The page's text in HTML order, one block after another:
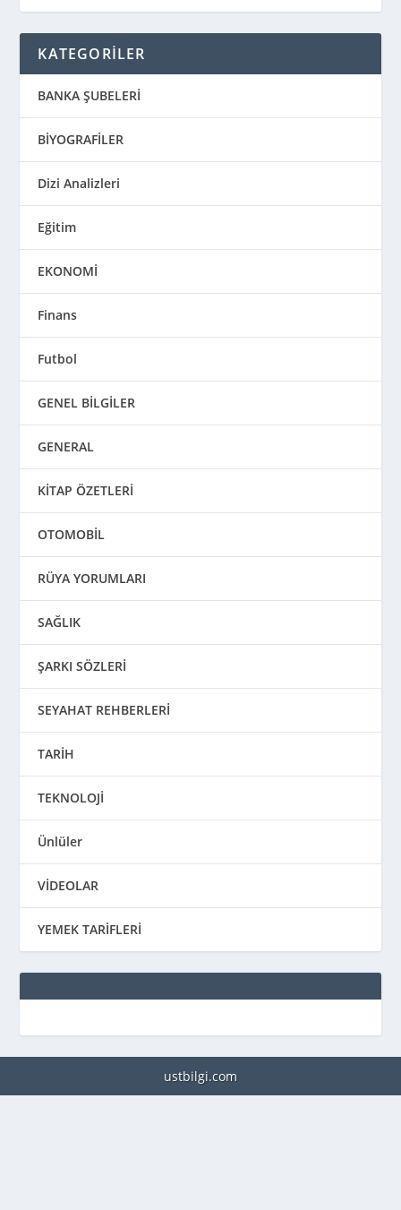
KATEGORİLER
BANKA ŞUBELERİ
BİYOGRAFİLER
Dizi Analizleri
Eğitim
EKONOMİ
Finans
Futbol
GENEL BİLGİLER
GENERAL
KİTAP ÖZETLERİ
OTOMOBİL
RÜYA YORUMLARI
SAĞLIK
ŞARKI SÖZLERİ
SEYAHAT REHBERLERİ
TARİH
TEKNOLOJİ
Ünlüler
VİDEOLAR
YEMEK TARİFLERİ
ustbilgi.com